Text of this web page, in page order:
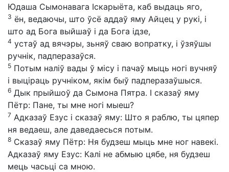
Юдаша Сымонавага Іскарыёта, каб выдаць яго,
3 ён, ведаючы, што ўсё аддаў яму Айцец у рукі, і
што ад Бога выйшаў і да Бога ідзе,
4 устаў ад вячэры, зьняў сваю вопратку, і ўзяўшы
ручнік, падперазаўся.
5 Потым наліў вады ў місу і пачаў мыць ногі вучняў
і выціраць ручніком, якім быў падперазаўшыся.
6 Дык прыйшоў да Сымона Пятра. І сказаў яму
Пётр: Пане, ты мне ногі мыеш?
7 Адказаў Езус і сказаў яму: Што я раблю, ты цяпер
ня ведаеш, але даведаесься потым.
8 Сказаў яму Пётр: Ня будзеш мыць мне ног навекі.
Адказаў яму Езус: Калі не абмыю цябе, ня будзеш
мець часьці са мною.